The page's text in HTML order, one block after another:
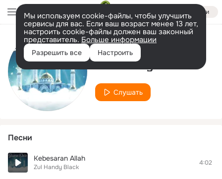
Войти
Мы используем cookie-файлы, чтобы улучшить
сервисы для вас. Если ваш возраст менее 13 лет,
настроить cookie-файлы должен ваш законный
представитель. Больше информации
Разрешить все Настроить
Исполнитель
Zul Handy Black
Слушать
Песни
Kebesaran Allah
Zul Handy Black
4:02